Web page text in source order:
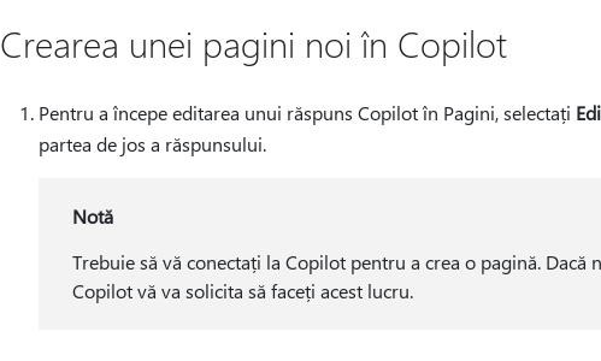
Crearea unei pagini noi în Copilot
Pentru a începe editarea unui răspuns Copilot în Pagini, selectați
partea de jos a răspunsului.
Notă
Trebuie să vă conectați la Copilot pentru a crea o pagină.
Copilot vă va solicita să faceți acest lucru.